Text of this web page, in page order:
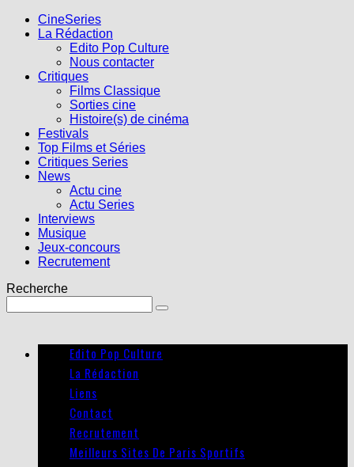
CineSeries
La Rédaction
Edito Pop Culture
Nous contacter
Critiques
Films Classique
Sorties cine
Histoire(s) de cinéma
Festivals
Top Films et Séries
Critiques Series
News
Actu cine
Actu Series
Interviews
Musique
Jeux-concours
Recrutement
Recherche
Edito Pop Culture
La Rédaction
Liens
Contact
Recrutement
Meilleurs Sites De Paris Sportifs